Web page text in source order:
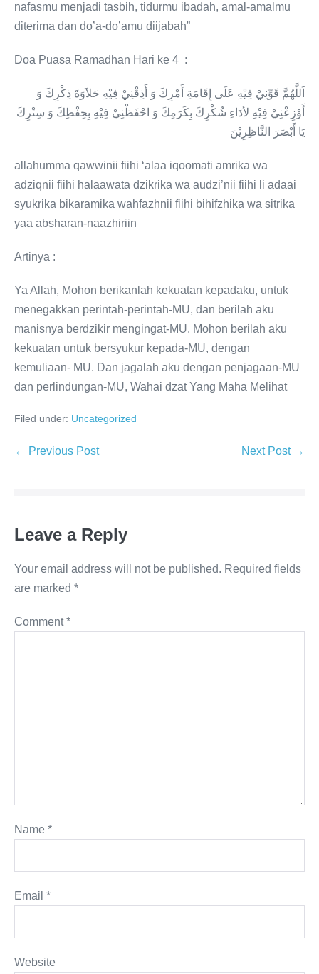
nafasmu menjadi tasbih, tidurmu ibadah, amal-amalmu
diterima dan do’a-do’amu diijabah”
Doa Puasa Ramadhan Hari ke 4 :
اَللَّهُمَّ قَوِّنِيْ فِيْهِ عَلَى إِقَامَةِ أَمْرِكَ وَ أَذِقْنِيْ فِيْهِ حَلاَوَةَ ذِكْرِكَ وَ
أَوْزِعْنِيْ فِيْهِ لأدَاءِ شُكْرِكَ بِكَرَمِكَ وَ احْفَظْنِيْ فِيْهِ بِحِفْظِكَ وَ سِتْرِكَ
يَا أَبْصَرَ النَّاظِرِيْنَ
allahumma qawwinii fiihi ‘alaa iqoomati amrika wa
adziqnii fiihi halaawata dzikrika wa audzi’nii fiihi li adaai
syukrika bikaramika wahfazhnii fiihi bihifzhika wa sitrika
yaa absharan-naazhiriin
Artinya :
Ya Allah, Mohon berikanlah kekuatan kepadaku, untuk
menegakkan perintah-perintah-MU, dan berilah aku
manisnya berdzikir mengingat-MU. Mohon berilah aku
kekuatan untuk bersyukur kepada-MU, dengan
kemuliaan- MU. Dan jagalah aku dengan penjagaan-MU
dan perlindungan-MU, Wahai dzat Yang Maha Melihat
Filed under: Uncategorized
Post
← Previous Post Next Post →
Leave a Reply
Your email address will not be published. Required fields
are marked *
Comment*
Name *
Email *
Website